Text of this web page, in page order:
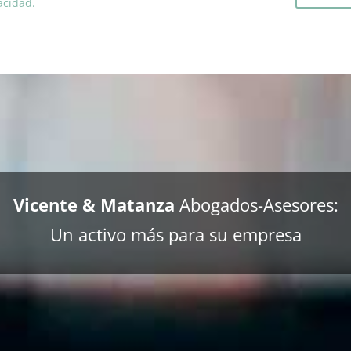
Vicente & Matanza Abogados-Asesores:
Un activo más para su empresa